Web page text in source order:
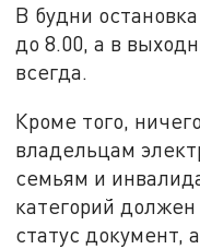
В будни
до 8.00, а в
всегда.
Кроме того,
владельцам
семьям и
категорий
статус документ,